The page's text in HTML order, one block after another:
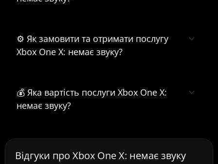
⚙️ Як замовити та отримати послугу
Xbox One X: немає звуку?
💰 Яка вартість послуги Xbox One X:
немає звуку?
Відгуки про Xbox One X: немає звуку